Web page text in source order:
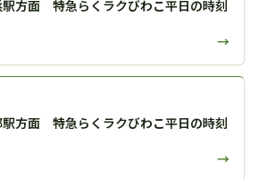
駅方面 特急らくラクびわこ平日の時刻
→
駅方面 特急らくラクびわこ平日の時刻
→